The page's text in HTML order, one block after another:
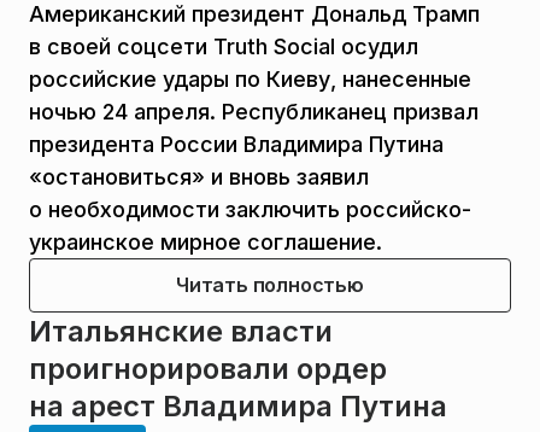
Американский президент Дональд Трамп
в своей соцсети Truth Social осудил
российские удары по Киеву, нанесенные
ночью 24 апреля. Республиканец призвал
президента России Владимира Путина
«остановиться» и вновь заявил
о необходимости заключить российско-
украинское мирное соглашение.
Читать полностью
Итальянские власти
проигнорировали ордер
на арест Владимира Путина